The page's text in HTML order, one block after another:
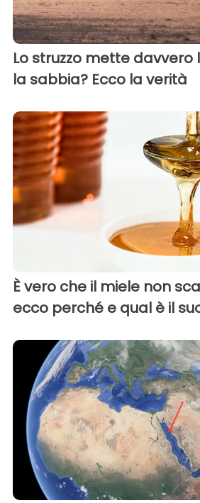
Lo struzzo mette
la sabbia? Ecco la verità
È vero che il miele non
ecco perché e qual è il